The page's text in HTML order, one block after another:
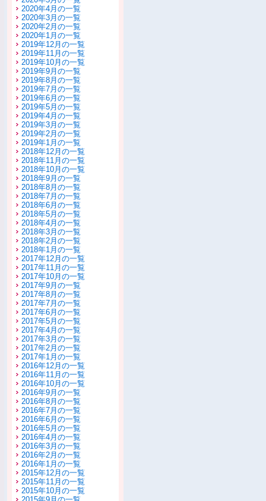
2020年4月の一覧
2020年3月の一覧
2020年2月の一覧
2020年1月の一覧
2019年12月の一覧
2019年11月の一覧
2019年10月の一覧
2019年9月の一覧
2019年8月の一覧
2019年7月の一覧
2019年6月の一覧
2019年5月の一覧
2019年4月の一覧
2019年3月の一覧
2019年2月の一覧
2019年1月の一覧
2018年12月の一覧
2018年11月の一覧
2018年10月の一覧
2018年9月の一覧
2018年8月の一覧
2018年7月の一覧
2018年6月の一覧
2018年5月の一覧
2018年4月の一覧
2018年3月の一覧
2018年2月の一覧
2018年1月の一覧
2017年12月の一覧
2017年11月の一覧
2017年10月の一覧
2017年9月の一覧
2017年8月の一覧
2017年7月の一覧
2017年6月の一覧
2017年5月の一覧
2017年4月の一覧
2017年3月の一覧
2017年2月の一覧
2017年1月の一覧
2016年12月の一覧
2016年11月の一覧
2016年10月の一覧
2016年9月の一覧
2016年8月の一覧
2016年7月の一覧
2016年6月の一覧
2016年5月の一覧
2016年4月の一覧
2016年3月の一覧
2016年2月の一覧
2016年1月の一覧
2015年12月の一覧
2015年11月の一覧
2015年10月の一覧